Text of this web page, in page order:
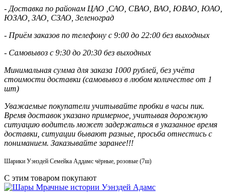
- Доставка по районам ЦАО ,САО, СВАО, ВАО, ЮВАО, ЮАО,
ЮЗАО, ЗАО, СЗАО, Зеленоград
- Приём заказов по телефону с 9:00 до 22:00 без выходных
- Самовывоз с 9:30 до 20:30 без выходных
Минимальная сумма для заказа 1000 рублей, без учёта
стоимости доставки (самовывоз в любом количестве от 1
шт)
Уважаемые покупатели учитывайте пробки в часы пик.
Время доставок указано примерное, учитывая дорожную
ситуацию водитель может задержаться в указанное время
доставки, ситуации бывают разные, просьба отнестись с
пониманием. Заказывайте заранее!!!
Шарики Уэнздей Семейка Аддамс чёрные, розовые (7ш)
С этим товаром покупают